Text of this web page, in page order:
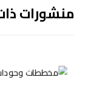
منشورات